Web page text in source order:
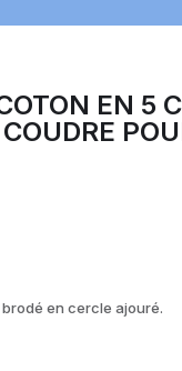
EN 5
en cercle ajouré.